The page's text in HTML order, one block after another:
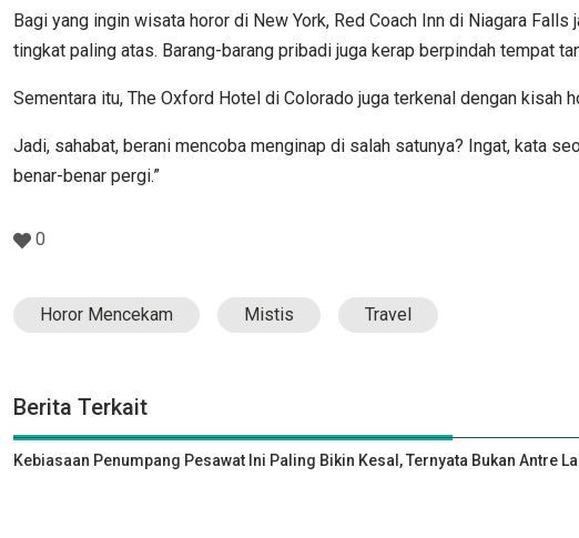
Bagi yang ingin wisata horor di New York, Red Coach Inn di Niagara
tingkat paling atas. Barang-barang pribadi juga kerap berpindah tempat
Sementara itu, The Oxford Hotel di Colorado juga terkenal dengan kisah
Jadi, sahabat, berani mencoba menginap di salah satunya? Ingat, kata
benar-benar pergi.”
0
Horor Mencekam Mistis Travel
Berita Terkait
Kebiasaan Penumpang Pesawat Ini Paling Bikin Kesal, Ternyata Bukan Antre